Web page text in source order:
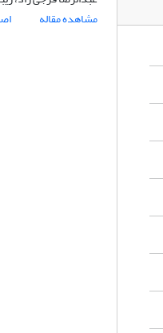
مشاهده مقاله